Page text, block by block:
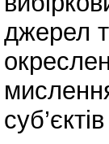
джерел